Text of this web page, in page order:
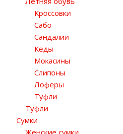
Кроссовки
Сабо
Сандалии
Кеды
Мокасины
Слипоны
Лоферы
Туфли
Туфли
Сумки
Женские сумки